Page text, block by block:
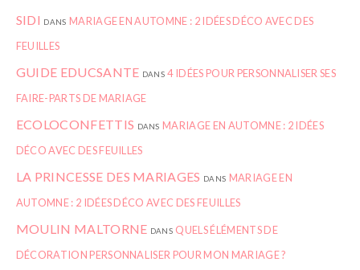
SIDI DANS MARIAGE EN AUTOMNE : 2 IDÉES DÉCO AVEC DES
FEUILLES
GUIDE EDUCSANTE DANS 4 IDÉES POUR PERSONNALISER SES
FAIRE-PARTS DE MARIAGE
ECOLOCONFETTIS DANS MARIAGE EN AUTOMNE : 2 IDÉES
DÉCO AVEC DES FEUILLES
LA PRINCESSE DES MARIAGES DANS MARIAGE EN
AUTOMNE : 2 IDÉES DÉCO AVEC DES FEUILLES
MOULIN MALTORNE DANS QUELS ÉLÉMENTS DE
DÉCORATION PERSONNALISER POUR MON MARIAGE ?